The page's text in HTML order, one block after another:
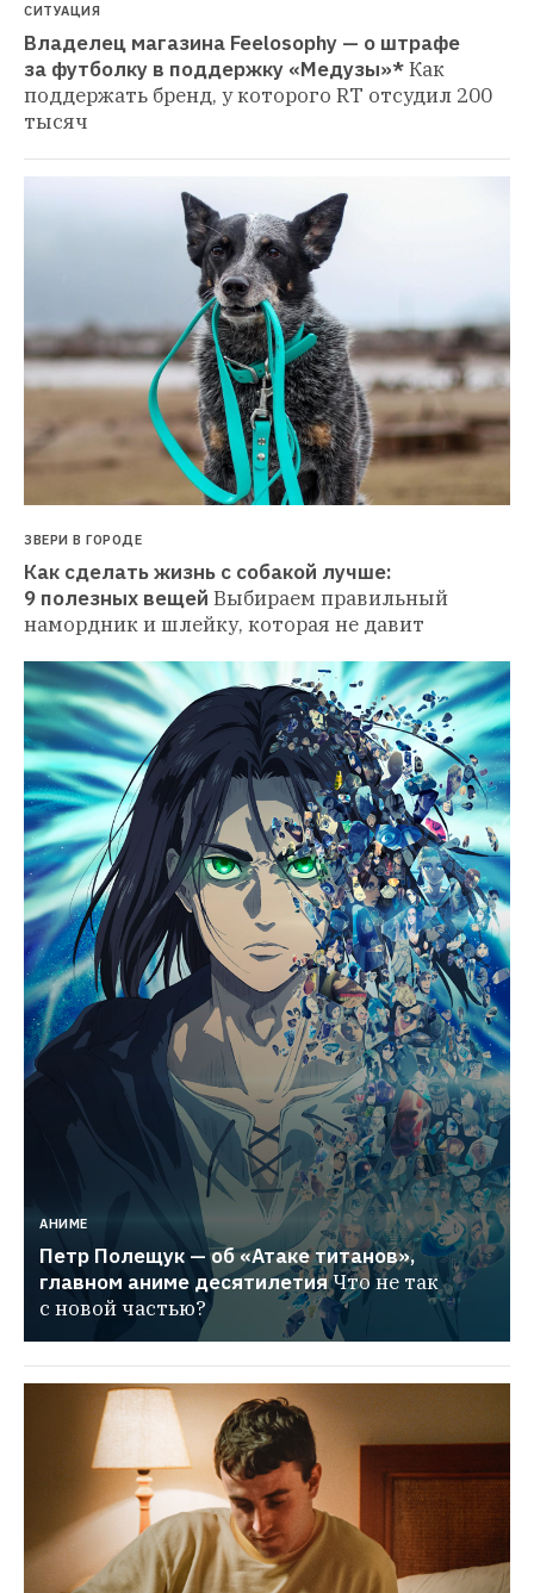
СИТУАЦИЯ
Владелец магазина Feelosophy — о штрафе
за футболку в поддержку «Медузы»*Как
поддержать бренд, у которого RT отсудил 200
тысяч
ЗВЕРИ В ГОРОДЕ
Как сделать жизнь с собакой лучше:
9 полезных вещей Выбираем правильный
намордник и шлейку, которая не давит
АНИМЕ
Петр Полещук — об «Атаке титанов»,
главном аниме десятилетияЧто не так
с новой частью?